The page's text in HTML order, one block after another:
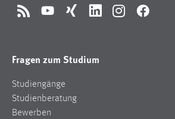
RSS YouTubeXing LinkedInInstagramFacebook
Fragen zum Studium
Studiengänge
Studienberatung
Bewerben